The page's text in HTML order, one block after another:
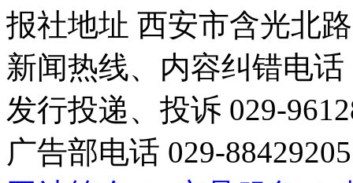
报社地址 西安市含光北
新闻热线、内容纠错电话
发行投递、投诉 029-
广告部电话 029-88429205